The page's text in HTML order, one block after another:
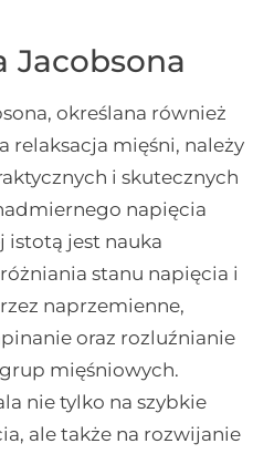
Jacobsona
określana również
relaksacja mięśni, należy
i skutecznych
napięcia
istotą jest nauka
stanu napięcia i
naprzemienne,
oraz rozluźnianie
mięśniowych.
nie tylko na szybkie
ale także na rozwijanie